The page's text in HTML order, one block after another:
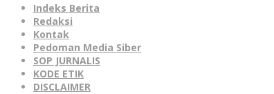
Indeks Berita
Redaksi
Kontak
Pedoman Media Siber
SOP JURNALIS
KODE ETIK
DISCLAIMER